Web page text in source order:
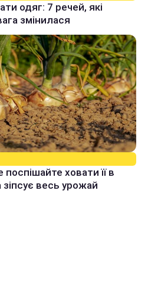
одяг: 7 речей, які
змінилася
ховати її в
весь урожай